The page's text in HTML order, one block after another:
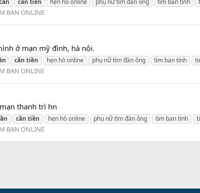
cần tiền hẹn hò online phụ nữ tìm đàn ông tìm ban tình
BẠN ONLINE
ở mạn mỹ đình, hà nội.
cần tiền hẹn hò online phụ nữ tìm đàn ông tìm ban tình
BẠN ONLINE
thanh trì hn
cần tiền hẹn hò online phụ nữ tìm đàn ông tìm ban tình
BẠN ONLINE